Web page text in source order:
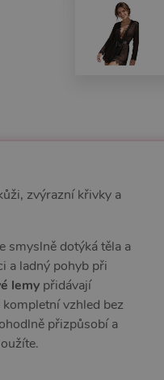
zvýrazní křivky a
smyslně dotýká těla a
a ladný pohyb při
lemy přidávají
kompletní vzhled bez
přizpůsobí a